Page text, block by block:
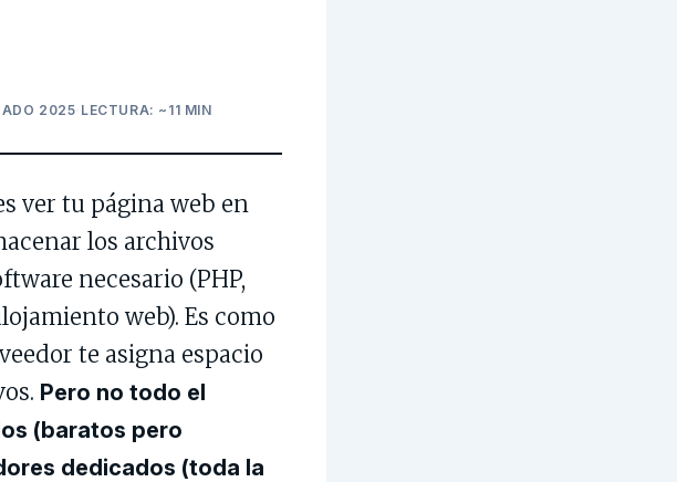
2025· LECTURA: ~11 MIN
ver tu página web en
los archivos
necesario (PHP,
web). Es como
te asigna espacio
Pero no todo el
(baratos pero
dedicados (toda la